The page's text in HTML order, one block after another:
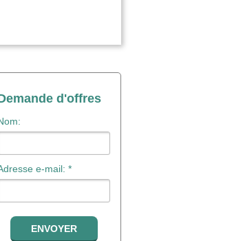
d'offres
e-mail: *